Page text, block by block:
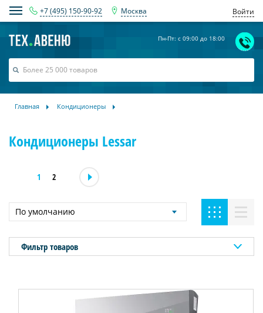
+7 (495) 150-90-92 Москва Войти
Пн-Пт: с 09:00 до 18:00
Главная Кондиционеры
Кондиционеры Lessar
1 2
По умолчанию
Фильтр товаров